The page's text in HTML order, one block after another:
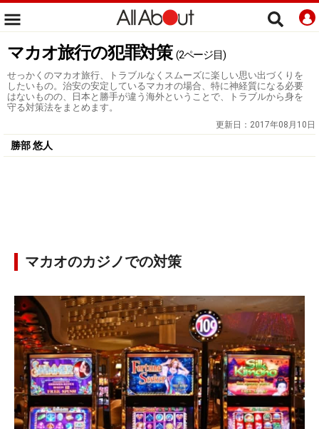
マカオ旅行の犯罪対策 (2ページ目)
せっかくのマカオ旅行、トラブルなくスムーズに楽しい思い出づくりを
したいもの。治安の安定しているマカオの場合、特に神経質になる必要
はないものの、日本と勝手が違う海外ということで、トラブルから身を
守る対策法をまとめます。
更新日： 2017年08月10日
勝部 悠人
マカオのカジノでの対策